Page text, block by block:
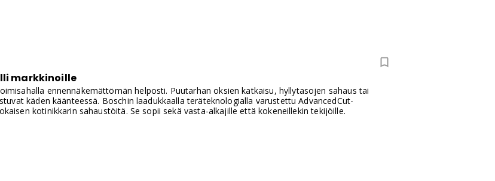
markkinoille
ennennäkemättömän helposti. Puutarhan oksien katkaisu, hyllytasojen sahaus tai
käden käänteessä. Boschin laadukkaalla teräteknologialla varustettu AdvancedCut-
kotinikkarin sahaustöitä. Se sopii sekä vasta-alkajille että kokeneillekin tekijöille.